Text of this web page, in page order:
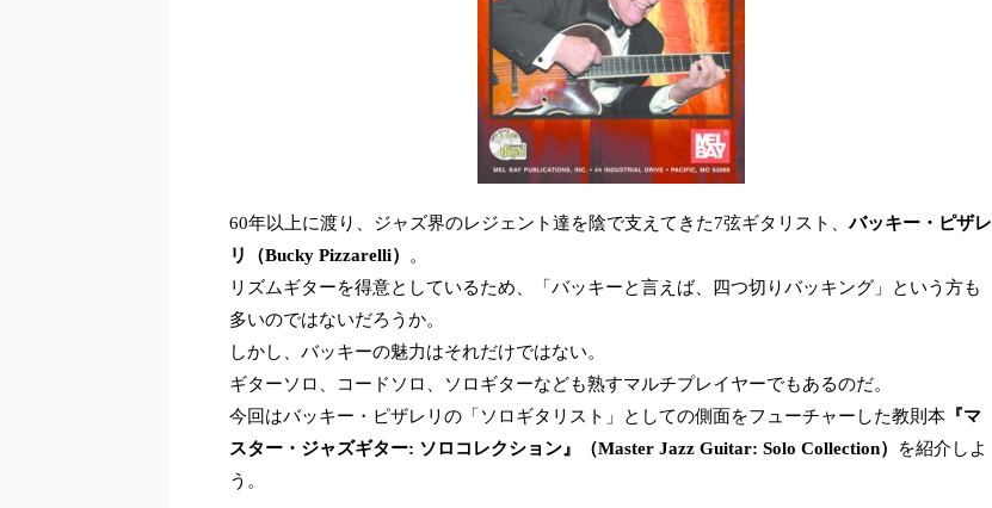
60年以上に渡り、ジャズ界のレジェント達を陰で支えてきた7弦ギタリスト、バッキー・ピザレ
リ（Bucky Pizzarelli）
。
リズムギターを得意としているため、「バッキーと言えば、四つ切りバッキング」という方も
多いのではないだろうか。
しかし、バッキーの魅力はそれだけではない。
ギターソロ、コードソロ、ソロギターなども熟すマルチプレイヤーでもあるのだ。
今回はバッキー・ピザレリの「ソロギタリスト」としての側面をフューチャーした教則本 『マ
スター・ジャズギター: ソロコレクション』（Master Jazz Guitar: Solo Collection）
を紹介しよ
う。